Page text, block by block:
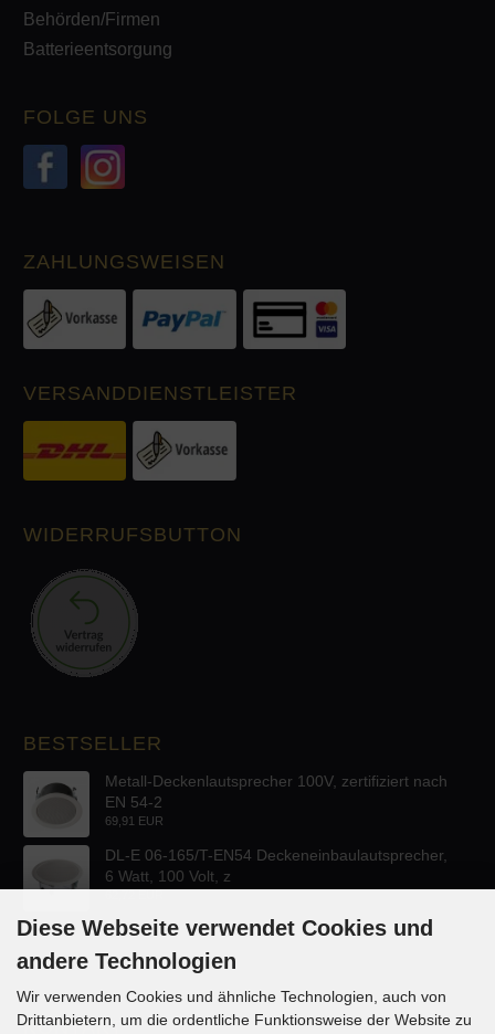
Behörden/Firmen
Batterieentsorgung
FOLGE UNS
ZAHLUNGSWEISEN
VERSANDDIENSTLEISTER
WIDERRUFSBUTTON
BESTSELLER
Metall-Deckenlautsprecher 100V, zertifiziert nach
EN 54-2
69,91 EUR
DL-E 06-165/T-EN54 Deckeneinbaulautsprecher,
6 Watt, 100 Volt, z
KONTAKT
Diese Webseite verwendet Cookies und
andere Technologien
Wir verwenden Cookies und ähnliche Technologien, auch von
Drittanbietern, um die ordentliche Funktionsweise der Website zu